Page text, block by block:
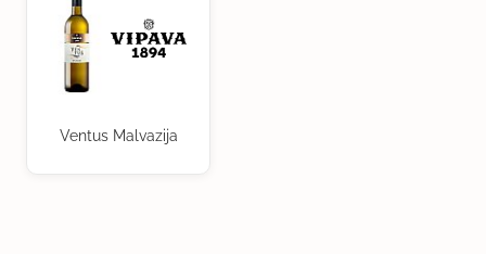
Ventus Malvazija